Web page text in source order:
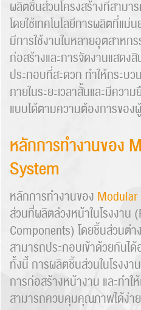
ผลิตชิ้นส่วนโครงสร้างที่สามา
โดยใช้เทคโนโลยีการผลิตที่แม่
มีการใช้งานในหลายอุตสาหก
ก่อสร้างและการจัดงานแสดง
ประกอบที่สะดวก ทำให้กระบว
ภายในระยะเวลาสั้นและมีควา
แบบได้ตามความต้องการของ
หลักการทำงานของ
System
หลักการทำงานของ Modular
ส่วนที่ผลิตล่วงหน้าในโรงงาน
Components) โดยชิ้นส่วนต่
สามารถประกอบเข้าด้วยกันได้
ทั้งนี้ การผลิตชิ้นส่วนในโรงง
การก่อสร้างหน้างาน และทำใ
สามารถควบคุมคุณภาพได้ง่า